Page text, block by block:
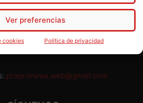
Ver preferencias
cookies Política de privacidad
con nosotros divulgando nuestro
nuestros contenidos, sugiriendo temas
injusticia o asunto de interés.
propronews.web@gmail.com